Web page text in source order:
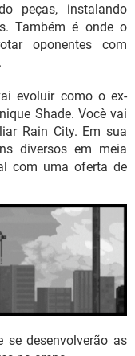
peças, instalando
Também é onde o
oponentes com
evoluir como o ex-
Shade. Vocè vai
Rain City. Em sua
diversos em meia
com uma oferta de
se desenvolverão as